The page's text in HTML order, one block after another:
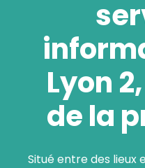
Lyon 2
de la
Situé entre des lieux